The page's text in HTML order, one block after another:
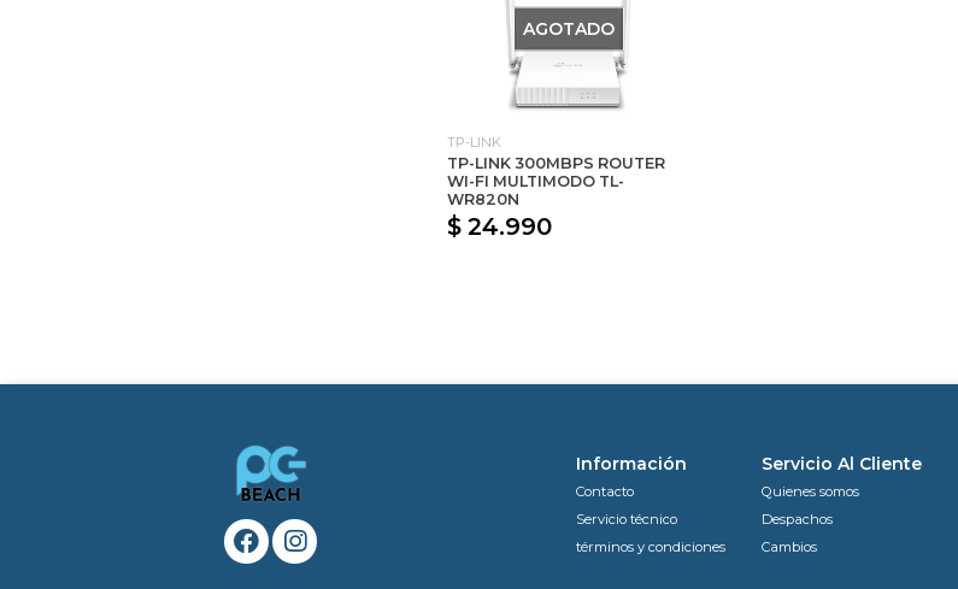
AGOTADO
TP-LINK
TP-LINK 300MBPS ROUTER
WI-FI MULTIMODO TL-
WR820N
$ 24.990
Información
Contacto
Servicio técnico
términos y condiciones
Servicio Al Cliente
Quienes somos
Despachos
Cambios